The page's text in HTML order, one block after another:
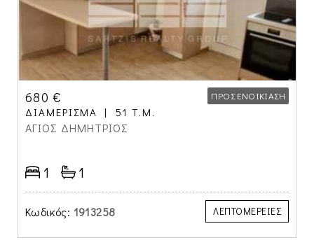
680 € ΠΡΟΣ ΕΝΟΙΚΊΑΣΗ
ΔΙΑΜΈΡΙΣΜΑ 51 Τ.Μ.
ΑΓΙΟΣ ΔΗΜΗΤΡΙΟΣ
1 1
Κωδικός: 1913258 ΛΕΠΤΟΜΕΡΕΙΕΣ